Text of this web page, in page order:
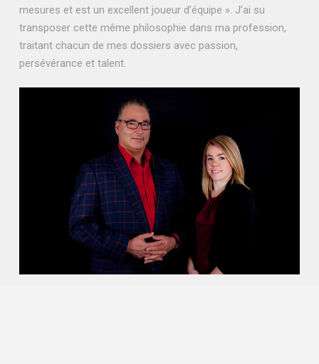
mesures et est un excellent joueur d’équipe ». J’ai su
transposer cette même philosophie dans ma profession,
traitant chacun de mes dossiers avec passion,
persévérance et talent.